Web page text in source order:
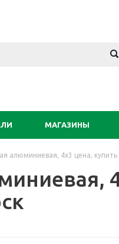
МАГАЗИНЫ
алюминиевая, 4х3 цена, купить